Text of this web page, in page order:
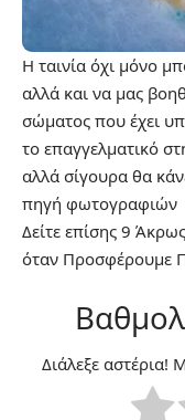
Η ταινία όχι μόνο
αλλά και να μας
σώματος που έχει
το επαγγελματικό
αλλά σίγουρα θα
πηγή φωτογραφιών
Δείτε επίσης 9
όταν Προσφέρουμε
Διάλεξε αστέρια!